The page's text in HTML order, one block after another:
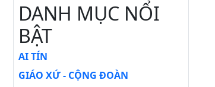
DANH MỤC NỔI
BẬT
AI TÍN
GIÁO XỨ - CỘNG ĐOÀN